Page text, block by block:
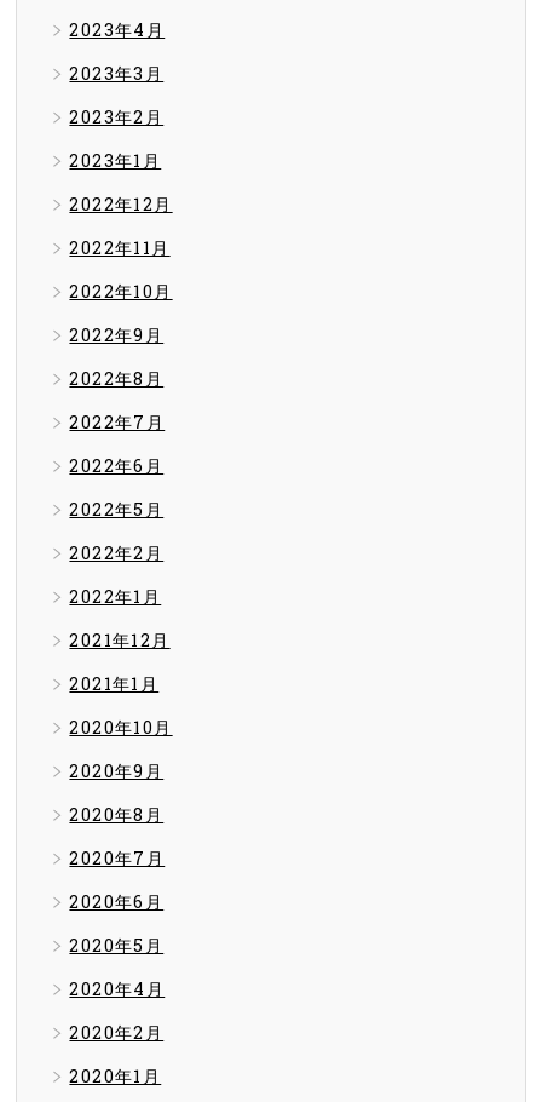
2023年4月
2023年3月
2023年2月
2023年1月
2022年12月
2022年11月
2022年10月
2022年9月
2022年8月
2022年7月
2022年6月
2022年5月
2022年2月
2022年1月
2021年12月
2021年1月
2020年10月
2020年9月
2020年8月
2020年7月
2020年6月
2020年5月
2020年4月
2020年2月
2020年1月